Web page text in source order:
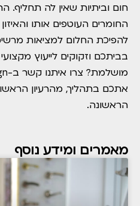
חום וביתיות שאין לה תחליף.
החומרים העוטפים אותו
להפיכת החלום למציאות
בביתכם וזקוקים לייעוץ
אתכם בתהליך, מהרעיון
הראשונה.
מאמרים ומידע נוסף